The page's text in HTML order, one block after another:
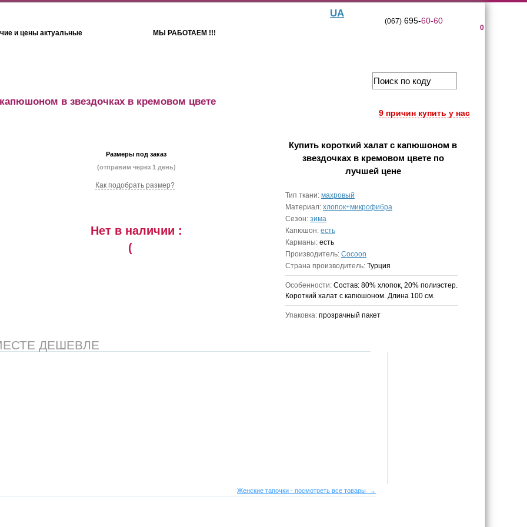
и цены актуальные МЫ РАБОТАЕМ !!!
UA
0
(067)695-60-60
9 причин купить у нас
в звездочках в кремовом цвете
Размеры под заказ
(отправим через 1 день)
Как подобрать размер?
Нет в наличии :
(
Купить короткий халат c капюшоном в
звездочках в кремовом цветепо
лучшей цене
Тип ткани: махровый
Материал: хлопок+микрофибра
Сезон: зима
Капюшон: есть
Карманы: есть
Производитель: Cocoon
Страна производитель: Турция
Особенности: Состав: 80% хлопок, 20% полиэстер.
Короткий халат c капюшоном. Длина 100 см.
Упаковка: прозрачный пакет
ДЕШЕВЛЕ
Женские тапочки - посмотреть все товары →